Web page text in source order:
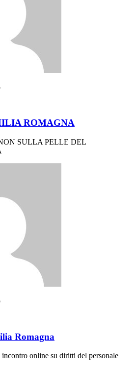
ROMAGNA
SULLA PELLE DEL
Romagna
online su diritti del personale